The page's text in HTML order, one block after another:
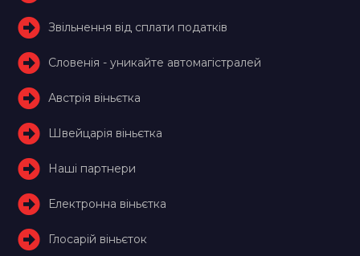
Звільнення від сплати податків
Словенія - уникайте автомагістралей
Австрія віньєтка
Швейцарія віньєтка
Наші партнери
Електронна віньєтка
Глосарій віньєток